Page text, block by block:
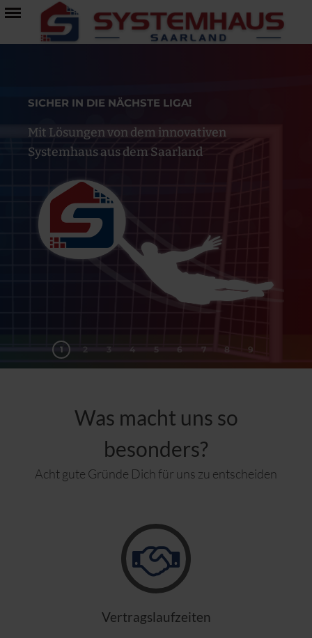
SICHER IN DIE NÄCHSTE LIGA!
Mit Lösungen von dem innovativen
Systemhaus aus dem Saarland
1 2 3 4 5 6 7 8 9
Was macht uns so
besonders?
Acht gute Gründe Dich für uns zu entscheiden
Vertragslaufzeiten